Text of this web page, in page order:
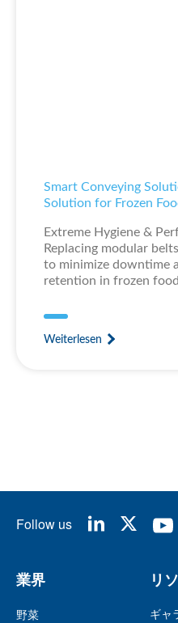
Smart Conveying
Solution for Frozen
Extreme Hygiene &
Replacing modular
to minimize downtime
retention in frozen
Weiterlesen
Follow us
業界
野菜
リ
ギャ